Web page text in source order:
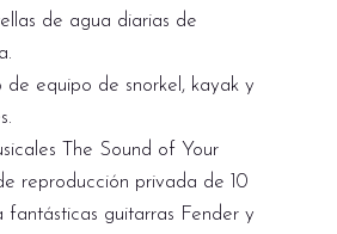
de agua diarias de
de equipo de snorkel, kayak y
The Sound of Your
reproducción privada de 10
fantásticas guitarras Fender y